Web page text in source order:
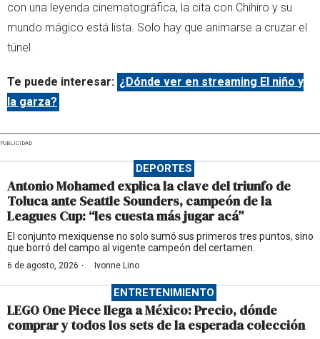
con una leyenda cinematográfica, la cita con Chihiro y su
mundo mágico está lista. Solo hay que animarse a cruzar el
túnel.
Te puede interesar: ¿Dónde ver en streaming El niño y
la garza?
PUBLICIDAD
DEPORTES
Antonio Mohamed explica la clave del triunfo de
Toluca ante Seattle Sounders, campeón de la
Leagues Cup: “les cuesta más jugar acá”
El conjunto mexiquense no solo sumó sus primeros tres puntos, sino
que borró del campo al vigente campeón del certamen.
6 de agosto, 2026 · Ivonne Lino
ENTRETENIMIENTO
LEGO One Piece llega a México: Precio, dónde
comprar y todos los sets de la esperada colección